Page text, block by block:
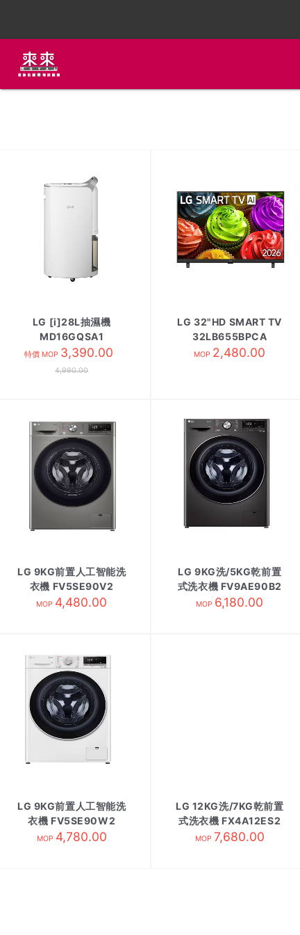
LG [i]28L抽濕機
MD16GQSA1
特價 MOP 3,390.00
4,990.00
LG 32"HD SMART TV
32LB655BPCA
MOP 2,480.00
LG 9KG前置人工智能洗
衣機 FV5SE90V2
MOP 4,480.00
LG 9KG洗/5KG乾前置
式洗衣機 FV9AE90B2
MOP 6,180.00
LG 9KG前置人工智能洗
衣機 FV5SE90W2
MOP 4,780.00
LG 12KG洗/7KG乾前置
式洗衣機 FX4A12ES2
MOP 7,680.00